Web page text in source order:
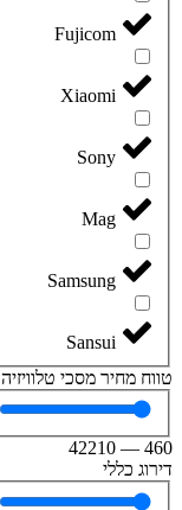
Fujicom
Xiaomi
Sony
Mag
Samsung
Sansui
טווח מחיר מסכי טלוויזיה
460
—
42210
דירוג כללי